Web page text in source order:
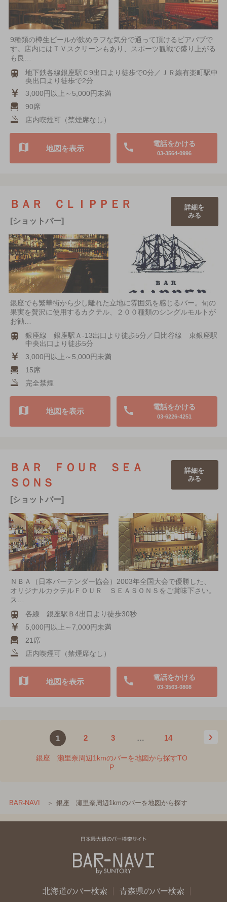
9種類の樽生ビールが飲めラフな気分で通って頂けるビアパブで
す。店内にはＴＶスクリーンもあり、スポーツ観戦で盛り上がる
も良…
地下鉄各線銀座駅Ｃ9出口より徒歩で0分／ＪＲ線有楽町駅中
央出口より徒歩で2分
3,000円以上～5,000円未満
90席
店内喫煙可（禁煙席なし）
電話をかける
03-3564-0996
地図を表示
ＢＡＲ ＣＬＩＰＰＥＲ
[ショットバー]
詳細を
みる
銀座でも繁華街から少し離れた立地に雰囲気を感じるバー。旬の
果実を贅沢に使用するカクテル、２００種類のシングルモルトが
お勧…
銀座線 銀座駅Ａ-13出口より徒歩5分／日比谷線 東銀座駅
中央出口より徒歩5分
3,000円以上～5,000円未満
15席
完全禁煙
電話をかける
03-6226-4251
地図を表示
ＢＡＲ ＦＯＵＲ ＳＥＡ
ＳＯＮＳ
[ショットバー]
詳細を
みる
ＮＢＡ（日本バーテンダー協会）2003年全国大会で優勝した、
オリジナルカクテルＦＯＵＲ ＳＥＡＳＯＮＳをご賞味下さい。
ス…
各線 銀座駅Ｂ4出口より徒歩30秒
5,000円以上～7,000円未満
21席
店内喫煙可（禁煙席なし）
電話をかける
03-3563-0808
地図を表示
1 2 3 … 14
銀座 瀬里奈周辺1kmのバーを地図から探すTO
P
BAR-NAVI 銀座 瀬里奈周辺1kmのバーを地図から探す
北海道のバー検索
青森県のバー検索